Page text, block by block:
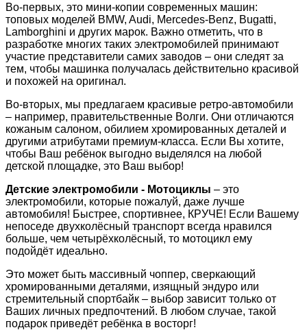
Во-первых, это мини-копии современных машин:
топовых моделей BMW, Audi, Mercedes-Benz, Bugatti,
Lamborghini и других марок. Важно отметить, что в
разработке многих таких электромобилей принимают
участие представители самих заводов – они следят за
тем, чтобы машинка получалась действительно красивой
и похожей на оригинал.
Во-вторых, мы предлагаем красивые ретро-автомобили
– например, правительственные Волги. Они отличаются
кожаным салоном, обилием хромированных деталей и
другими атрибутами премиум-класса. Если Вы хотите,
чтобы Ваш ребёнок выгодно выделялся на любой
детской площадке, это Ваш выбор!
Детские электромобили - Мотоциклы – это
электромобили, которые пожалуй, даже лучше
автомобиля! Быстрее, спортивнее, КРУЧЕ! Если Вашему
непоседе двухколёсный транспорт всегда нравился
больше, чем четырёхколёсный, то мотоцикл ему
подойдёт идеально.
Это может быть массивный чоппер, сверкающий
хромированными деталями, изящный эндуро или
стремительный спортбайк – выбор зависит только от
Ваших личных предпочтений. В любом случае, такой
подарок приведёт ребёнка в восторг!